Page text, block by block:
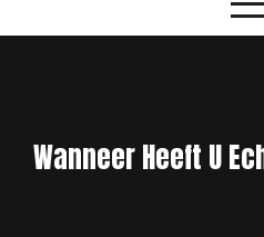
Wanneer Heeft U